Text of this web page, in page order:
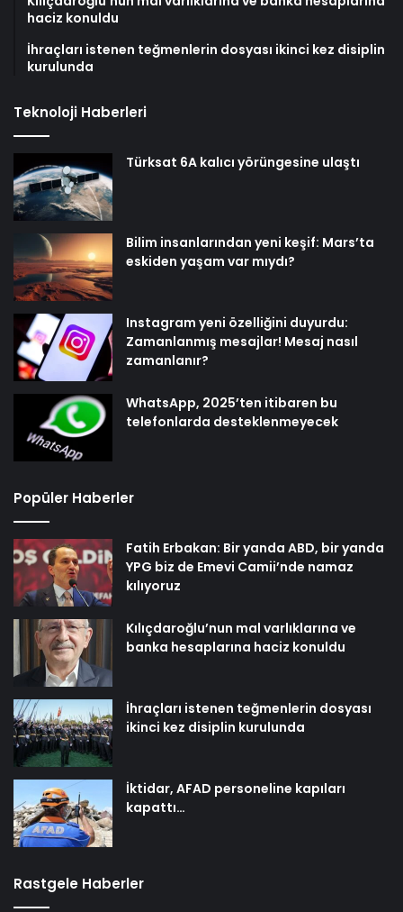
haciz konuldu
İhraçları istenen teğmenlerin dosyası ikinci kez disiplin
kurulunda
Teknoloji Haberleri
Türksat 6A kalıcı yörüngesine ulaştı
Bilim insanlarından yeni keşif: Mars’ta
eskiden yaşam var mıydı?
Instagram yeni özelliğini duyurdu:
Zamanlanmış mesajlar! Mesaj nasıl
zamanlanır?
WhatsApp, 2025’ten itibaren bu
telefonlarda desteklenmeyecek
Popüler Haberler
Fatih Erbakan: Bir yanda ABD, bir yanda
YPG biz de Emevi Camii’nde namaz
kılıyoruz
Kılıçdaroğlu’nun mal varlıklarına ve
banka hesaplarına haciz konuldu
İhraçları istenen teğmenlerin dosyası
ikinci kez disiplin kurulunda
İktidar, AFAD personeline kapıları
kapattı…
Rastgele Haberler